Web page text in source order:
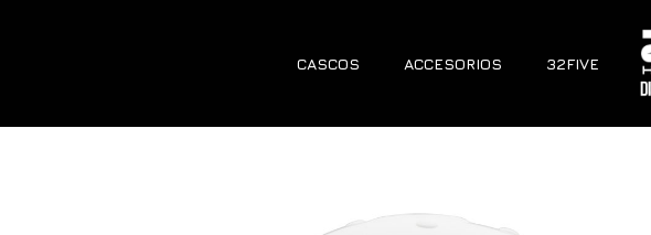
CASCOS ACCESORIOS 32FIVE